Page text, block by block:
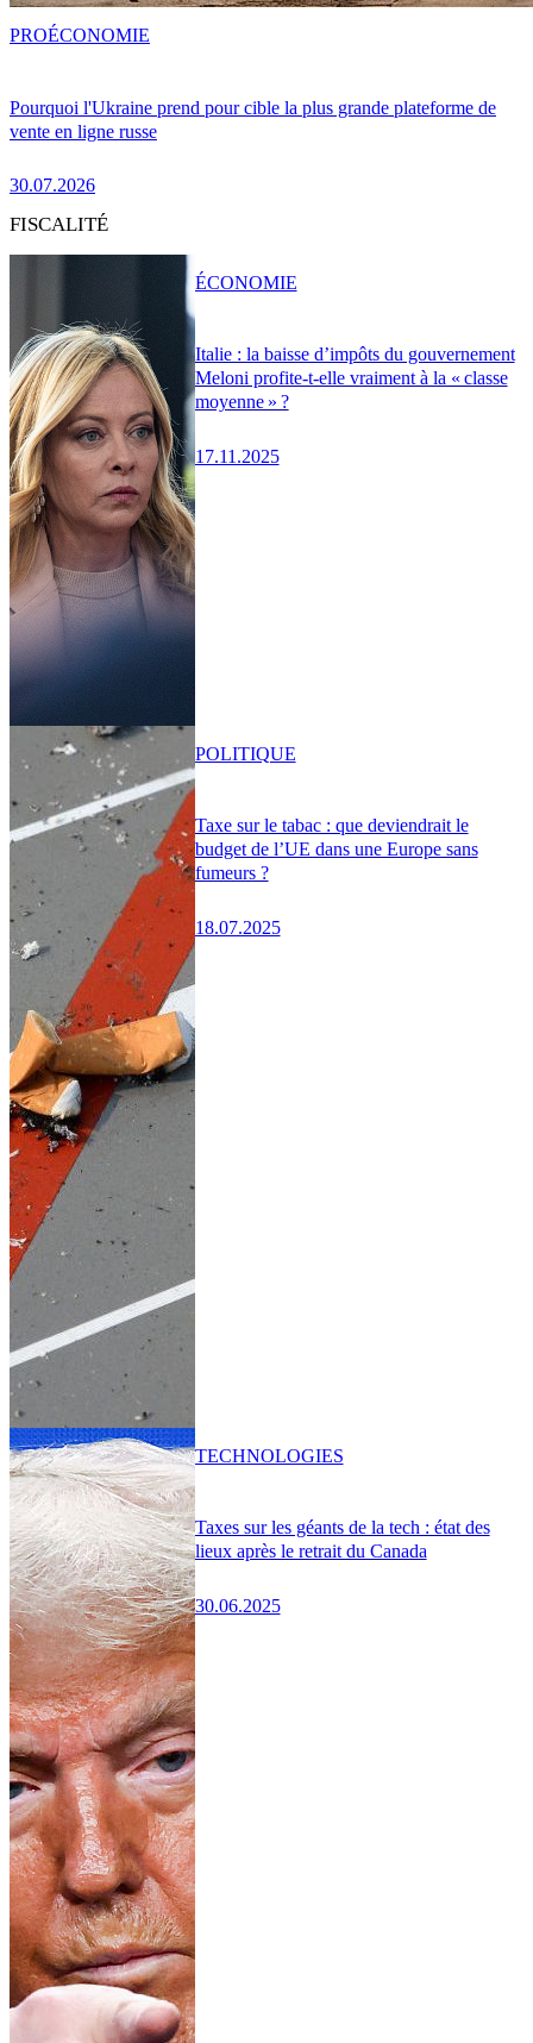
Pourquoi l'Ukraine prend pour cible la plus grande plateforme de
vente en ligne russe
30.07.2026
PROÉCONOMIE
FISCALITÉ
Italie : la baisse d’impôts du gouvernement
Meloni profite-t-elle vraiment à la « classe
moyenne » ?
17.11.2025
ÉCONOMIE
Taxe sur le tabac : que deviendrait le
budget de l’UE dans une Europe sans
fumeurs ?
18.07.2025
POLITIQUE
Taxes sur les géants de la tech : état des
lieux après le retrait du Canada
30.06.2025
TECHNOLOGIES